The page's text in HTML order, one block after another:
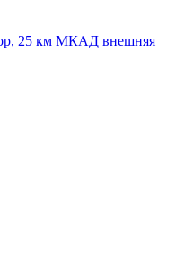
25 км МКАД внешняя